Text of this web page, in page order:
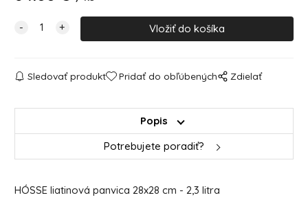
Sledovať produkt Pridať do obľúbených Zdielať
Popis
Potrebujete poradiť?
HÓSSE liatinová panvica 28x28 cm - 2,3 litra